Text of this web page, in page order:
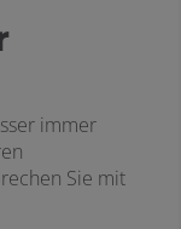
immer
Sie mit